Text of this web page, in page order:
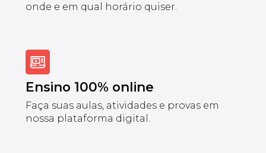
onde e em qual horário quiser.
Ensino 100% online
Faça suas aulas, atividades e provas em
nossa plataforma digital.